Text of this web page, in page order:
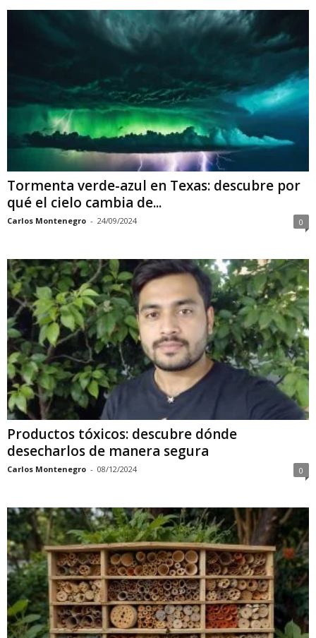
Tormenta verde-azul en Texas: descubre por
qué el cielo cambia de...
Carlos Montenegro - 24/09/2024 0
Productos tóxicos: descubre dónde
desecharlos de manera segura
Carlos Montenegro - 08/12/2024 0